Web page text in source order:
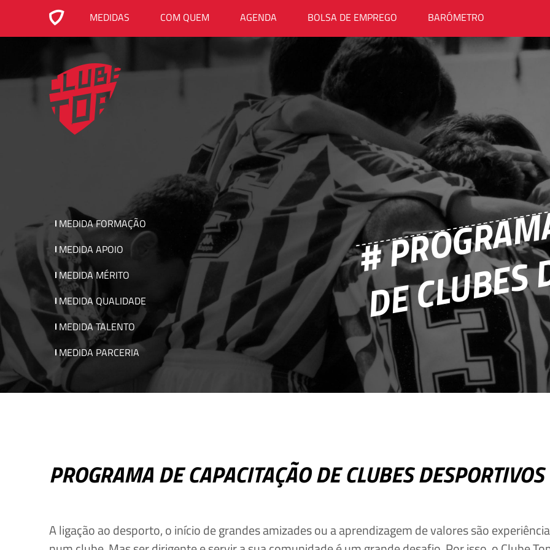
MEDIDAS COM QUEM AGENDA BOLSA DE EMPREGO BARÓMETRO
MEDIDA FORMAÇÃO
MEDIDA APOIO
MEDIDA MÉRITO
MEDIDA QUALIDADE
MEDIDA TALENTO
MEDIDA PARCERIA
PROGRAMA DE CAPACITAÇÃO DE CLUBES DESPORTIVOS
A ligação ao desporto, o início de grandes amizades ou a aprendizagem de valores são
Deseja apagar o ficheiro?